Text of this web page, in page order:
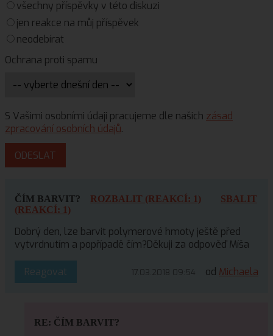
všechny příspěvky v této diskuzi
jen reakce na můj příspěvek
neodebírat
Ochrana proti spamu
S Vašimi osobními údaji pracujeme dle našich zásad
zpracování osobních údajů.
ČÍM BARVIT? ROZBALIT (REAKCÍ: 1)
SBALIT
(REAKCÍ: 1)
Dobrý den, lze barvit polymerové hmoty ještě před
vytvrdnutím a popřípadě čím?Děkuji za odpověď Míša
Reagovat 17.03.2018 09:54 od Michaela
RE: ČÍM BARVIT?